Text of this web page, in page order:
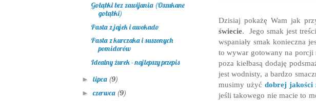
Dzisiaj pokażę Wam jak
świecie. Jego smak jest
wspaniały smak konieczna
to wywar gotowany na porcji
poza kiełbasą dodaję
jest wodnisty, a bardzo
musimy użyćdobrej jakości
jeśli takowego nie macie to
Gołąbki bez zawijania (Oszukane
gołąbki)
Pasta z jajek i awokado
Pasta z kurczaka i suszonych
pomidorów
Idealny żurek - najlepszy przepis
► lipca (9)
►czerwca (9)